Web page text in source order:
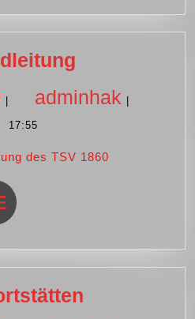
7.
Juli
2019
adminhak
17:55
des TSV 1860
READ